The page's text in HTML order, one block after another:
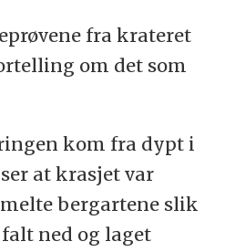
fra krateret
om det som
kom fra dypt i
at krasjet var
bergartene slik
ned og laget